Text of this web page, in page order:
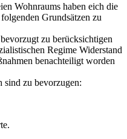
Wohnraums haben eich die
Grundsätzen zu
zu berücksichtigen
Regime Widerstand
benachteiligt worden
sind zu bevorzugen: